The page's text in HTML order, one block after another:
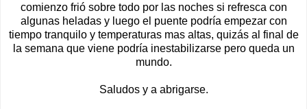
comienzo frió sobre todo por las noches si refresca con
algunas heladas y luego el puente podría empezar con
tiempo tranquilo y temperaturas mas altas, quizás al final de
la semana que viene podría inestabilizarse pero queda un
mundo.
Saludos y a abrigarse.